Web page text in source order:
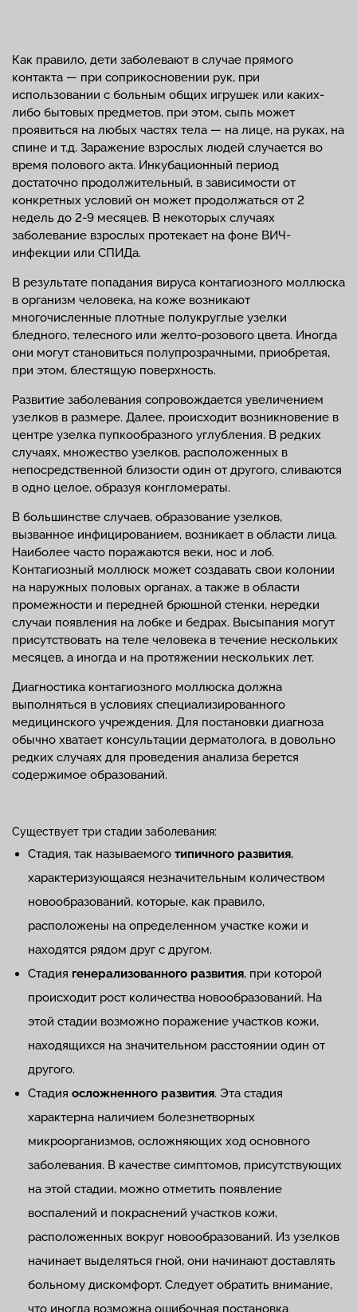
Как правило, дети заболевают в случае прямого
контакта — при соприкосновении рук, при
использовании с больным общих игрушек или каких-
либо бытовых предметов, при этом, сыпь может
проявиться на любых частях тела — на лице, на руках, на
спине и т.д. Заражение взрослых людей случается во
время полового акта. Инкубационный период
достаточно продолжительный, в зависимости от
конкретных условий он может продолжаться от 2
недель до 2-9 месяцев. В некоторых случаях
заболевание взрослых протекает на фоне ВИЧ-
инфекции или СПИДа.
В результате попадания вируса контагиозного моллюска
в организм человека, на коже возникают
многочисленные плотные полукруглые узелки
бледного, телесного или желто-розового цвета. Иногда
они могут становиться полупрозрачными, приобретая,
при этом, блестящую поверхность.
Развитие заболевания сопровождается увеличением
узелков в размере. Далее, происходит возникновение в
центре узелка пупкообразного углубления. В редких
случаях, множество узелков, расположенных в
непосредственной близости один от другого, сливаются
в одно целое, образуя конгломераты.
В большинстве случаев, образование узелков,
вызванное инфицированием, возникает в области лица.
Наиболее часто поражаются веки, нос и лоб.
Контагиозный моллюск может создавать свои колонии
на наружных половых органах, а также в области
промежности и передней брюшной стенки, нередки
случаи появления на лобке и бедрах. Высыпания могут
присутствовать на теле человека в течение нескольких
месяцев, а иногда и на протяжении нескольких лет.
Диагностика контагиозного моллюска должна
выполняться в условиях специализированного
медицинского учреждения. Для постановки диагноза
обычно хватает консультации дерматолога, в довольно
редких случаях для проведения анализа берется
содержимое образований.
Существует три стадии заболевания:
Стадия, так называемого типичного развития,
характеризующаяся незначительным количеством
новообразований, которые, как правило,
расположены на определенном участке кожи и
находятся рядом друг с другом.
Стадия генерализованного развития, при которой
происходит рост количества новообразований. На
этой стадии возможно поражение участков кожи,
находящихся на значительном расстоянии один от
другого.
Стадия осложненного развития. Эта стадия
характерна наличием болезнетворных
микроорганизмов, осложняющих ход основного
заболевания. В качестве симптомов, присутствующих
на этой стадии, можно отметить появление
воспалений и покраснений участков кожи,
расположенных вокруг новообразований. Из узелков
начинает выделяться гной, они начинают доставлять
больному дискомфорт. Следует обратить внимание,
что иногда возможна ошибочная постановка